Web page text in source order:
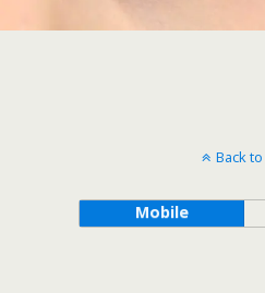
Back
Mobile